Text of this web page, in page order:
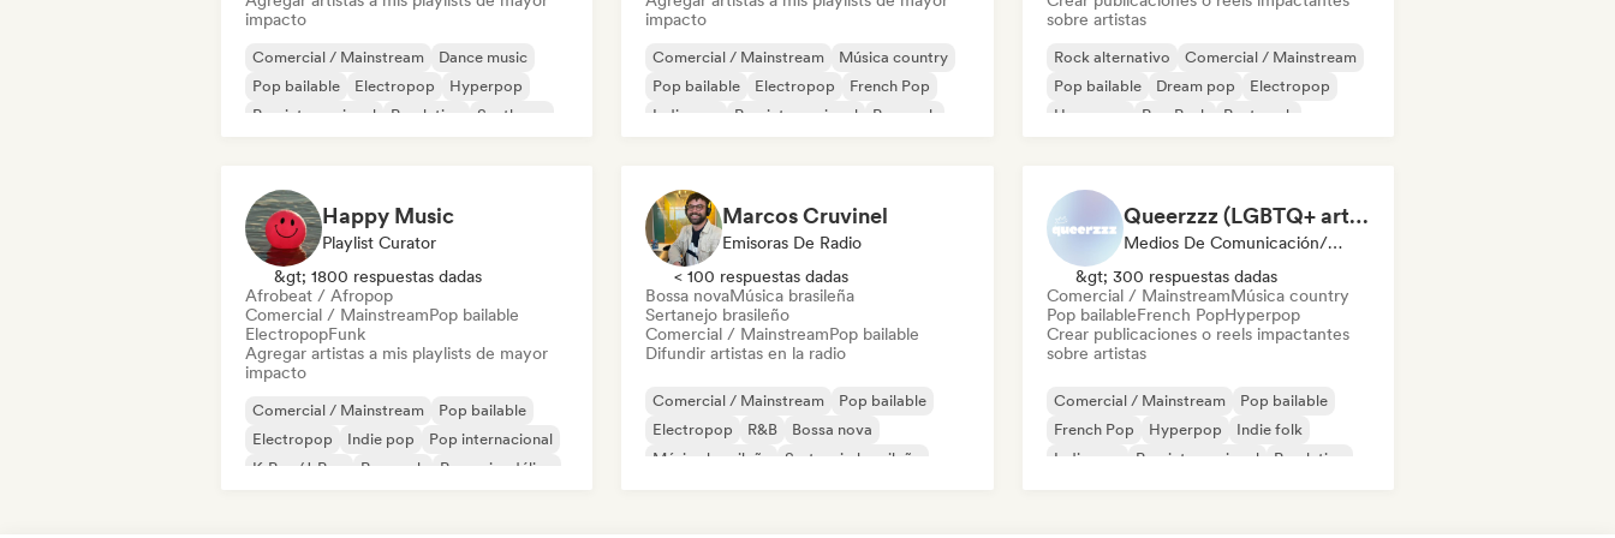
impacto
Comercial / Mainstream
Dance music
Pop bailable
Electropop
Hyperpop
Pop internacional
Pop latino Synthpop
impacto
Comercial / Mainstream
Música country
Pop bailable
Electropop
French Pop
Indie pop
Pop internacional Pop rock
sobre artistas
Rock alternativo
Comercial / Mainstream
Pop bailable
Dream pop
Electropop
Hyperpop
Pop Punk Post punk
Happy Music
Playlist Curator
&gt; 1800 respuestas dadas
Afrobeat / Afropop
Comercial / MainstreamPop bailable
ElectropopFunk
Agregar artistas a mis playlists de mayor
impacto
Comercial / Mainstream
Pop bailable
Electropop
Indie pop
Pop internacional
K-Pop/J-Pop
Pop rock Pop psicodélico
Marcos Cruvinel
Emisoras De Radio
< 100 respuestas dadas
Bossa novaMúsica brasileña
Sertanejo brasileño
Comercial / MainstreamPop bailable
Difundir artistas en la radio
Comercial / Mainstream
Pop bailable
Electropop
R&B
Bossa nova
Música brasileña
Sertanejo brasileño
Queerzzz (LGBTQ+ artists)
Medios De Comunicación/Periodista
&gt; 300 respuestas dadas
Comercial / MainstreamMúsica country
Pop bailableFrench PopHyperpop
Crear publicaciones o reels impactantes
sobre artistas
Comercial / Mainstream
Pop bailable
French Pop
Hyperpop
Indie folk
Indie pop
Pop internacional Pop latino